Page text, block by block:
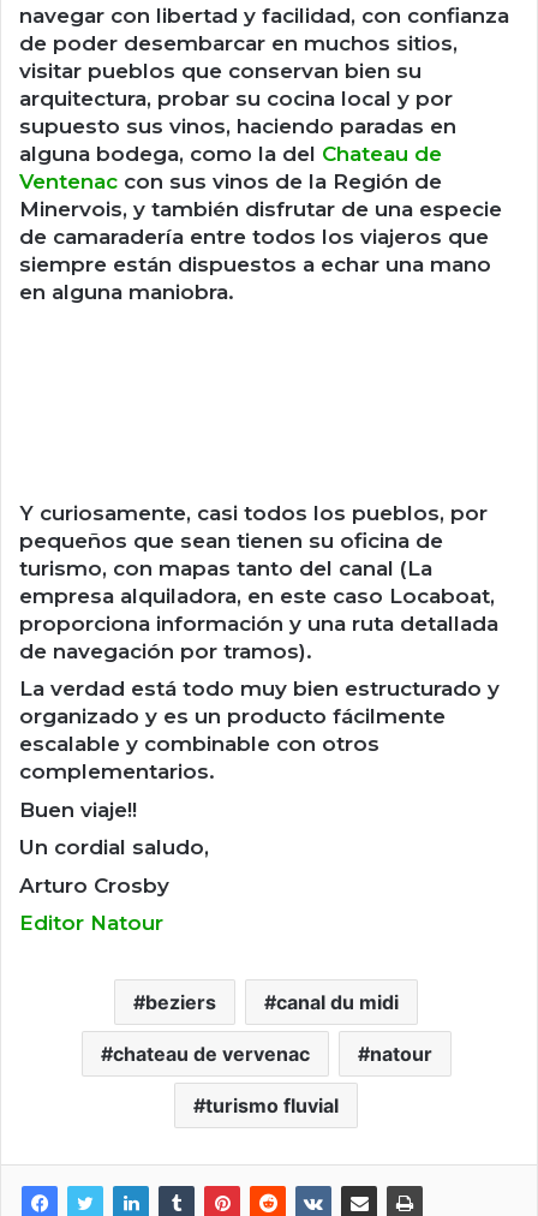
navegar con libertad y facilidad, con confianza
de poder desembarcar en muchos sitios,
visitar pueblos que conservan bien su
arquitectura, probar su cocina local y por
supuesto sus vinos, haciendo paradas en
alguna bodega, como la del Chateau de
Ventenac con sus vinos de la Región de
Minervois, y también disfrutar de una especie
de camaradería entre todos los viajeros que
siempre están dispuestos a echar una mano
en alguna maniobra.
Y curiosamente, casi todos los pueblos, por
pequeños que sean tienen su oficina de
turismo, con mapas tanto del canal (La
empresa alquiladora, en este caso Locaboat,
proporciona información y una ruta detallada
de navegación por tramos).
La verdad está todo muy bien estructurado y
organizado y es un producto fácilmente
escalable y combinable con otros
complementarios.
Buen viaje!!
Un cordial saludo,
Arturo Crosby
Editor Natour
beziers canal du midi
chateau de vervenac natour
turismo fluvial